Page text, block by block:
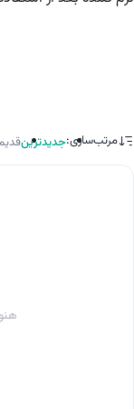
مرتب‌سازی:جدیدترین